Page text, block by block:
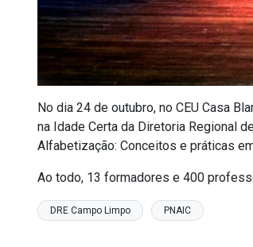
No dia 24 de outubro, no CEU Casa
na Idade Certa da Diretoria Regional
Alfabetização: Conceitos e práticas em
Ao todo, 13 formadores e 400
DRE Campo Limpo PNAIC